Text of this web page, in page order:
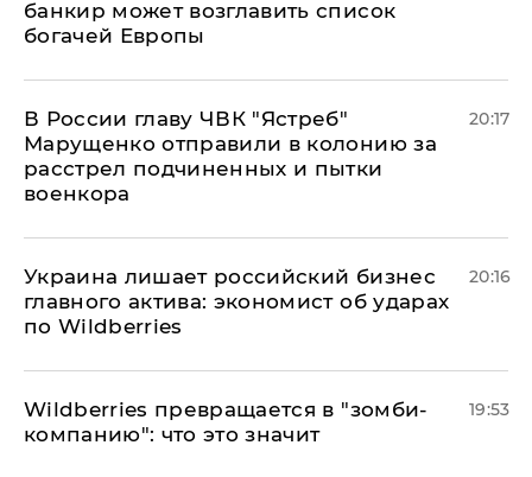
банкир может возглавить список
богачей Европы
В России главу ЧВК "Ястреб"
Марущенко отправили в колонию за
расстрел подчиненных и пытки
военкора
20:17
​Украина лишает российский бизнес
главного актива: экономист об ударах
по Wildberries
20:16
Wildberries превращается в "зомби-
компанию": что это значит
19:53